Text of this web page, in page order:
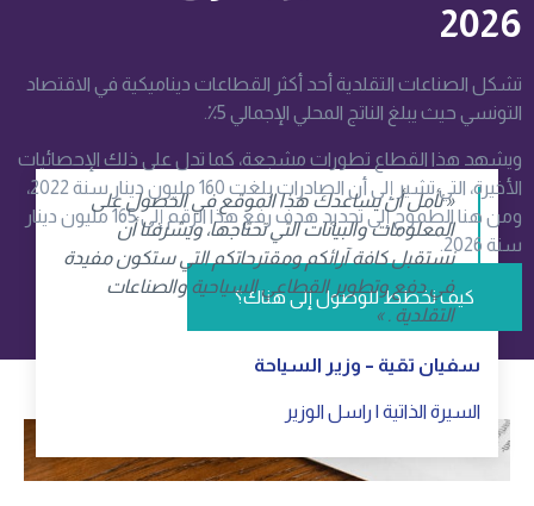
2026
تشكل الصناعات التقلدية أحد أكثر القطاعات ديناميكية في الاقتصاد
التونسي حيث يبلغ الناتج المحلي الإجمالي 5٪.
ويشهد هذا القطاع تطورات مشجعة، كما تدل على ذلك الإحصائيات
الأخيرة، التي تشير إلى أن الصادرات بلغت 160 مليون دينار سنة 2022،
ومن هنا الطموح إلى تحديد هدف رفع هذا الرقم إلى 165 مليون دينار
سنة 2026.
كيف نخطط للوصول إلى هناك؟
« نأمل أن يساعدك هذا الموقع في الحصول على
المعلومات والبيانات التي تحتاجها، ويشرفنا أن
نستقبل كافة آرائكم ومقترحاتكم التي ستكون مفيدة
في دفع وتطوير القطاعي السياحية والصناعات
التقلدية . »
سفيان تقية – وزير السياحة
السيرة الذاتية | راسل الوزير